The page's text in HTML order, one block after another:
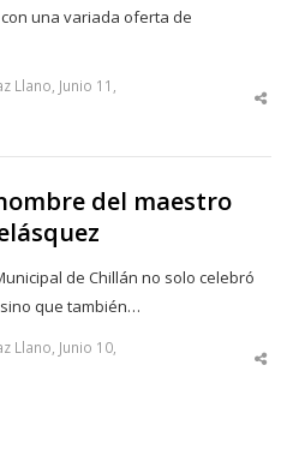
una variada oferta de
Llano, Junio 11,
del maestro
de Chillán no solo celebró
que también…
Llano, Junio 10,